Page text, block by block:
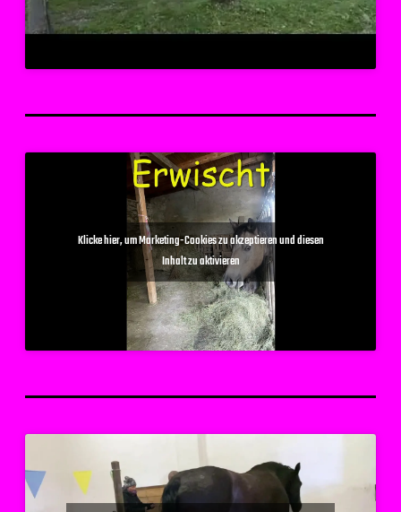
Klicke hier, um Marketing-Cookies zu akzeptieren und diesen
Inhalt zu aktivieren